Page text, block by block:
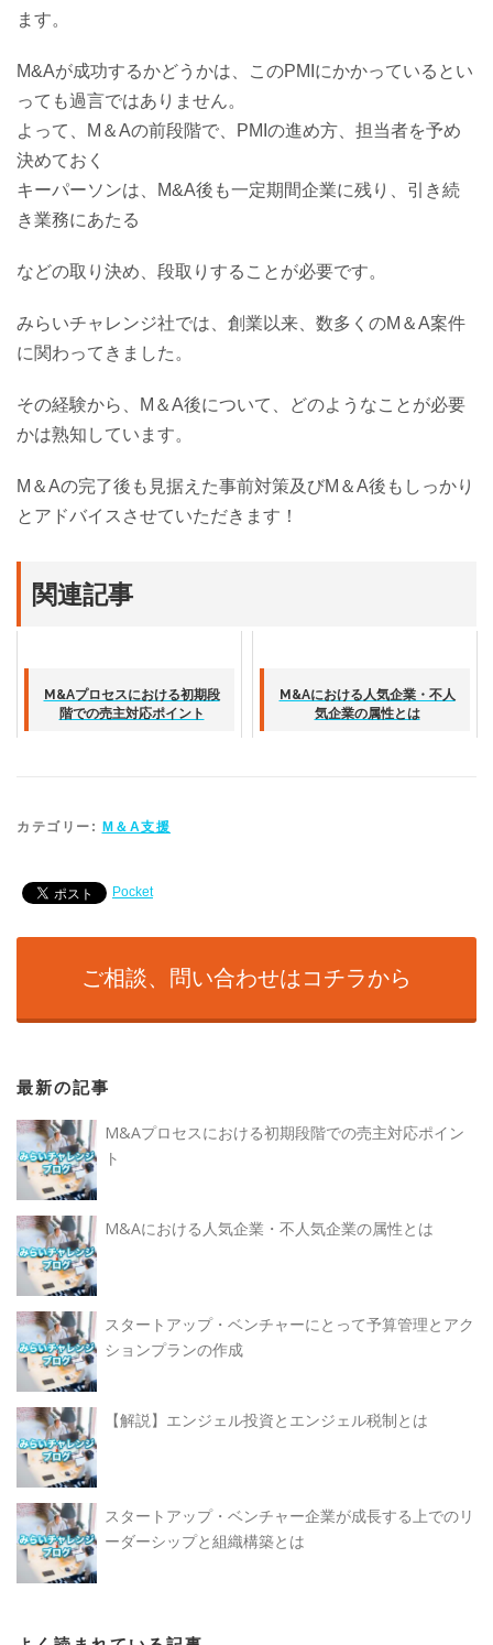
ます。
M&Aが成功するかどうかは、このPMIにかかっているとい
っても過言ではありません。
よって、M＆Aの前段階で、PMIの進め方、担当者を予め
決めておく
キーパーソンは、M&A後も一定期間企業に残り、引き続
き業務にあたる
などの取り決め、段取りすることが必要です。
みらいチャレンジ社では、創業以来、数多くのM＆A案件
に関わってきました。
その経験から、M＆A後について、どのようなことが必要
かは熟知しています。
M＆Aの完了後も見据えた事前対策及びM＆A後もしっかり
とアドバイスさせていただきます！
関連記事
M&Aプロセスにおける初期段
階での売主対応ポイント
M&Aにおける人気企業・不人
気企業の属性とは
カテゴリー: M＆A支援
Pocket
ご相談、問い合わせはコチラから
最新の記事
M&Aプロセスにおける初期段階での売主対応ポイン
ト
M&Aにおける人気企業・不人気企業の属性とは
スタートアップ・ベンチャーにとって予算管理とアク
ションプランの作成
【解説】エンジェル投資とエンジェル税制とは
スタートアップ・ベンチャー企業が成長する上でのリ
ーダーシップと組織構築とは